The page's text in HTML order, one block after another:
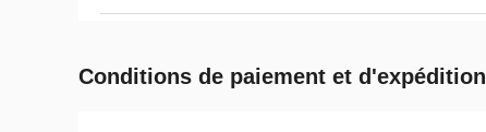
Conditions de paiement et d'expédition